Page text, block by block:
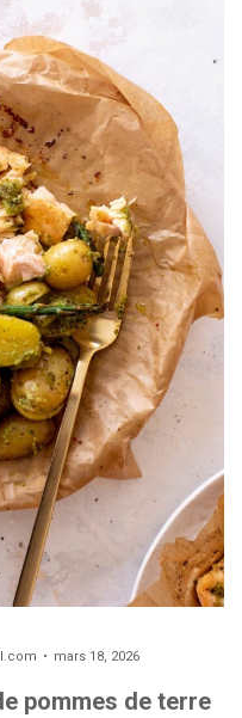
mars 18, 2026
pommes de terre